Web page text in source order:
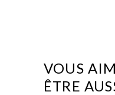
VOUS
ÊTRE